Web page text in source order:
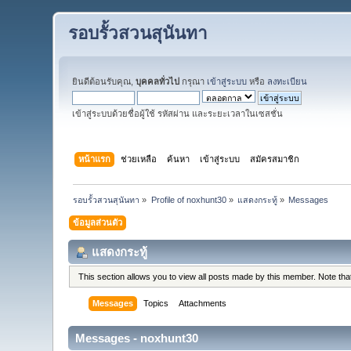
รอบรั้วสวนสุนันทา
ยินดีต้อนรับคุณ,บุคคลทั่วไป กรุณา เข้าสู่ระบบ หรือ ลงทะเบียน
เข้าสู่ระบบด้วยชื่อผู้ใช้ รหัสผ่าน และระยะเวลาในเซสชั่น
หน้าแรก ช่วยเหลือ ค้นหา เข้าสู่ระบบ สมัครสมาชิก
รอบรั้วสวนสุนันทา » Profile of noxhunt30» แสดงกระทู้ » Messages
ข้อมูลส่วนตัว
แสดงกระทู้
This section allows you to view all posts made by this member. Note
Messages Topics Attachments
Messages - noxhunt30